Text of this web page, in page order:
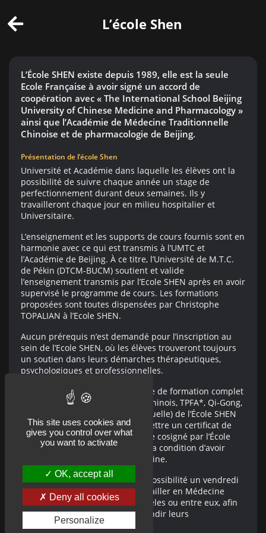
L’école Shen
L’École SHEN existe depuis 1989, elle est la seule
Ecole Française à avoir signé un accord de
coopération avec « The International School Beijing
University of Chinese Medicine and Pharmacology »
ainsi que l’Académie de Médecine Traditionnelle
Chinoise et de pharmacologie de Beijing.
Présentation de l’école Shen
Université et Académie dans laquelle les élèves ont la
possibilité de suivre chaque année un stage de
perfectionnement durant deux semaines. Ils y
travailleront chaque jour en milieu hospitalier et
Universitaire.
L’enseignement et les supports de cours fournis sont en
harmonie avec ce qui est transmis à l’UMTC et
l’Académie de Beijing. À ce titre, l’Université de M.T.C.
de Pékin (DTCM-BUCM) soutient et valide
l’enseignement transmis par l’Ecole SHEN après en avoir
supervisé le programme de cours. Les formations
proposées sont toutes dispensées par Christophe
TOPALIAN à l’Ecole SHEN.
Aucun prérequis n’est demandé pour l’inscription au
sein de l’Ecole SHEN, où les élèves trouveront toujours
un soutien dans leurs démarches thérapeutiques,
psychologiques et professionnelles.
Les personnes ayant suivi le cycle de formation complet
sur QUATRE ANNÉES (Massage Chinois, TPFA*, Qi-Gong,
Réflexothérapies, Médecine manuelle) de l’École SHEN
et après examen, se verront remettre un certificat de
Médecine Traditionnelle Chinoise cosigné par l’École
SHEN et L’UMTC de Beijing sous la condition d’avoir
effectué la session d’étude en Chine.
Les élèves auront également la possibilité un vendredi
par mois de participer et de travailler en Médecine
Chinoise, sur des patients / modèles ou entre eux, afin
de se perfectionner et d’approfondir leurs
connaissances.
This site uses cookies and
gives you control over what
you want to activate
OK, accept all
Deny all cookies
Personalize